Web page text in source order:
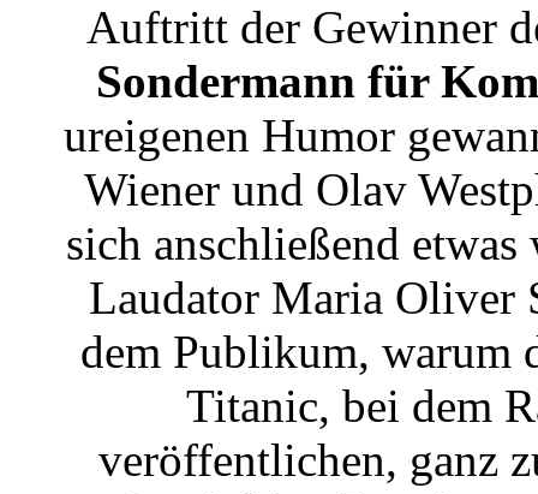
Auftritt der Gewinner
Sondermann für
ureigenen Humor
Wiener und Olav
sich anschließend
Laudator Maria Oliver
dem Publikum, warum
Titanic, bei dem
veröffentlichen, ganz